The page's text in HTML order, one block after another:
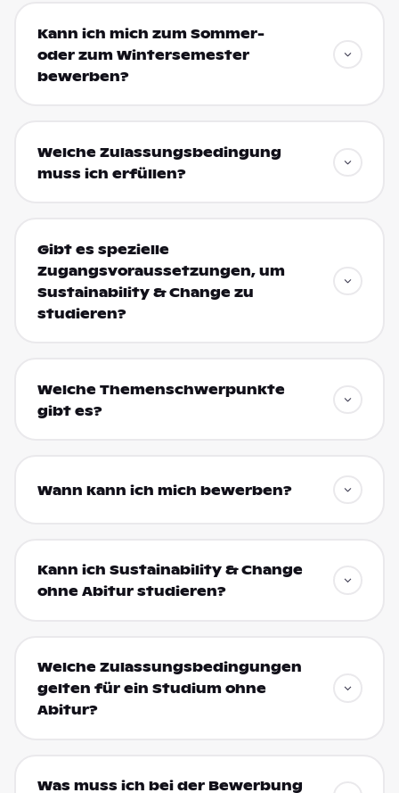
Kann ich mich zum Sommer-
oder zum Wintersemester
bewerben?
Welche Zulassungsbedingung
muss ich erfüllen?
Gibt es spezielle
Zugangsvoraussetzungen, um
Sustainability & Change zu
studieren?
Welche Themenschwerpunkte
gibt es?
Wann kann ich mich bewerben?
Kann ich Sustainability & Change
ohne Abitur studieren?
Welche Zulassungsbedingungen
gelten für ein Studium ohne
Abitur?
Was muss ich bei der Bewerbung